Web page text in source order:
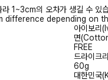
라 1~3cm의 오차가 생길 수 있
difference depending on
아이보리
면
FREE
드라이크
60g
대한민국